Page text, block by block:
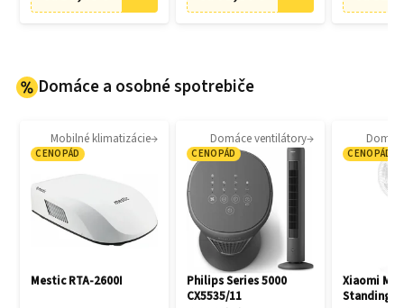
Domáce a osobné spotrebiče
Mobilné klimatizácie
CENOPÁD
Mestic RTA-2600I
Domáce ventilátory
CENOPÁD
Philips Series 5000
CX5535/11
CENOPÁD
Xiaomi
Standing